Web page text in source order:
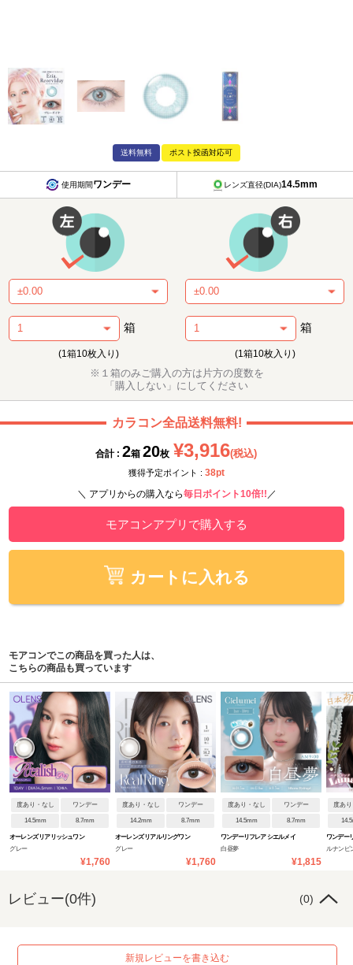
送料無料 ポスト投函対応可
使用期間ワンデー レンズ直径(DIA)14.5mm
箱
(1箱10枚入り)
箱
(1箱10枚入り)
※１箱のみご購入の方は片方の度数を
「購入しない」にしてください
カラコン全品送料無料!
合計 : 2箱 20枚 ¥3,916(税込)
獲得予定ポイント : 38pt
＼ アプリからの購入なら毎日ポイント10倍!! ／
モアコンアプリで購入する
カートに入れる
モアコンでこの商品を買った人は、
こちらの商品も買っています
度あり・なし ワンデー
14.5mm 8.7mm
オーレンズ リアリッシュワン
グレー
¥1,760
度あり・なし ワンデー
14.2mm 8.7mm
オーレンズ リアルリングワン
グレー
¥1,760
度あり・なし ワンデー
14.5mm 8.7mm
ワンデーリフレア シエルメイ
白昼夢
¥1,815
度あ
ワンデー
ルナンピ
レビュー(0件) (0)
新規レビューを書き込む